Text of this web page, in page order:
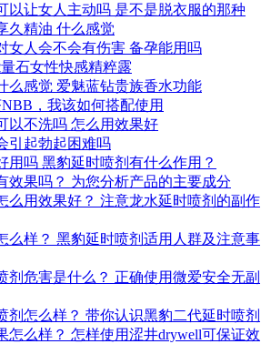
以让女人主动吗 是不是脱衣服的那种
久精油 什么感觉
女人会不会有伤害 备孕能用吗
石女性快感精粹露
么感觉 爱魅蓝钻贵族香水功能
，我该如何搭配使用
以不洗吗 怎么用效果好
引起勃起困难吗
用吗 黑豹延时喷剂有什么作用？
效果吗？ 为您分析产品的主要成分
么用效果好？ 注意龙水延时喷剂的副作
么样？ 黑豹延时喷剂适用人群及注意事
剂危害是什么？ 正确使用微爱安全无副
剂怎么样？ 带你认识黑豹二代延时喷剂
怎么样？ 怎样使用涩井drywell可保证效